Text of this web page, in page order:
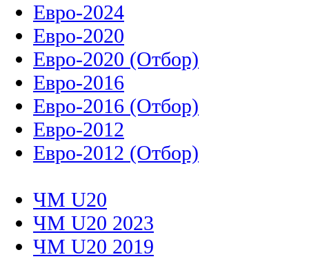
Евро-2024
Евро-2020
Евро-2020 (Отбор)
Евро-2016
Евро-2016 (Отбор)
Евро-2012
Евро-2012 (Отбор)
ЧМ U20
ЧМ U20 2023
ЧМ U20 2019